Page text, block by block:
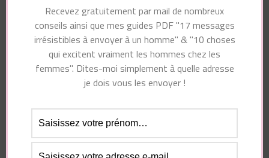
femmes en ligne
Vous pourriez également aimer...
Recevez gratuitement par mail de nombreux
conseils ainsi que mes guides PDF "17 messages
irrésistibles à envoyer à un homme" & "10 choses
qui excitent vraiment les hommes chez les
femmes". Dites-moi simplement à quelle adresse
je dois vous les envoyer !